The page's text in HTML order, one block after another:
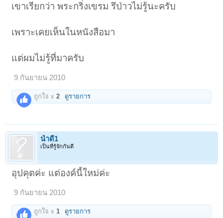
เขาเรียกว่า พระกริ่งเขรม รึป่าวไม่รู้นะครับ
เพราะเคยเห็นในหนังสือมา
แต่ผมไม่รู้ที่มาครับ
9 กันยายน 2010
ถูกใจ x2 ดูรายการ
น้ำดี1
เป็นที่รู้จักกันดี
อุปคุตค่ะ แต่องค์นี้ใหม่ค่ะ
9 กันยายน 2010
ถูกใจ x 1 ดูรายการ